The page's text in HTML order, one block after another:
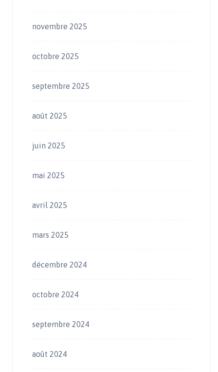
novembre 2025
octobre 2025
septembre 2025
août 2025
juin 2025
mai 2025
avril 2025
mars 2025
décembre 2024
octobre 2024
septembre 2024
août 2024